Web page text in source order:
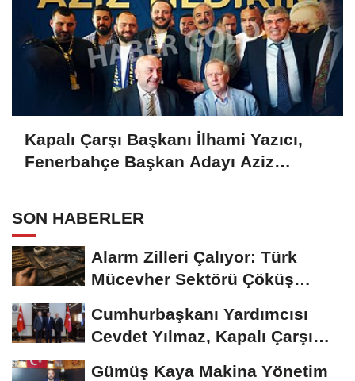
Kapalı Çarşı Başkanı İlhami Yazıcı,
Fenerbahçe Başkan Adayı Aziz
SON HABERLER
Alarm Zilleri Çalıyor: Türk
Mücevher Sektörü Çöküş
Cumhurbaşkanı Yardımcısı
Cevdet Yılmaz, Kapalı Çarşı
Gümüş Kaya Makina Yönetim